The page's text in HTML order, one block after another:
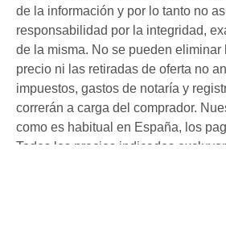
de la información y por lo tanto no
responsabilidad por la integridad,
de la misma. No se pueden eliminar
precio ni las retiradas de oferta no
impuestos, gastos de notaría y
correrán a carga del comprador.
como es habitual en España, los
Todos los precios indicados